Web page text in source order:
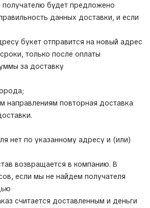
получателю будет предложено
данных доставки, и если
букет отправится на новый адрес
только после оплаты
за доставку
направлениям повторная доставка
нет по указанному адресу и (или)
возвращается в компанию. В
если мы не найдем получателя
считается доставленным и деньги